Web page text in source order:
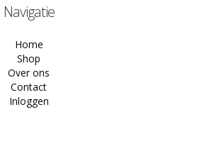
Navigatie
Home
Shop
Over ons
Contact
Inloggen